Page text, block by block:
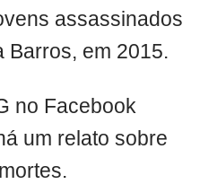
assassinados
Barros, em 2015.
no Facebook
um relato sobre